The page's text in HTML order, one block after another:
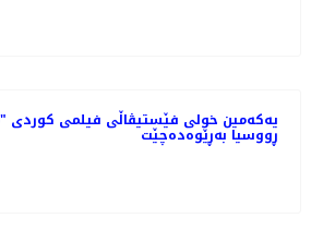
یەکەمین خولی فێستیڤاڵی فیلمی کوردی
ڕووسیا بەڕێوەدەچێت